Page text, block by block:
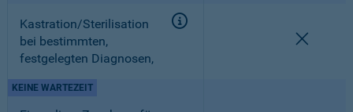
Kastration/Sterilisation
bei bestimmten,
festgelegten Diagnosen,
KEINE WARTEZEIT